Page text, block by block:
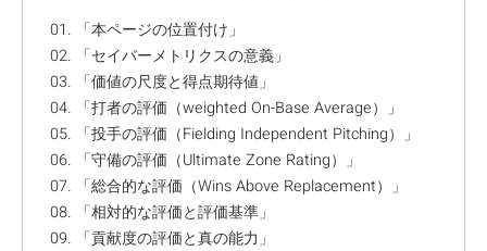
01. 「本ページの位置付け」
02. 「セイバーメトリクスの意義」
03. 「価値の尺度と得点期待値」
04. 「打者の評価（weighted On-Base Average）」
05. 「投手の評価（Fielding Independent Pitching）」
06. 「守備の評価（Ultimate Zone Rating）」
07. 「総合的な評価（Wins Above Replacement）」
08. 「相対的な評価と評価基準」
09. 「貢献度の評価と真の能力」